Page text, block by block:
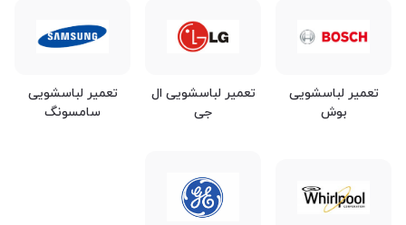
تعمیر لباسشویی
بوش
تعمیر لباسشویی ال
جی
تعمیر لباسشویی
سامسونگ